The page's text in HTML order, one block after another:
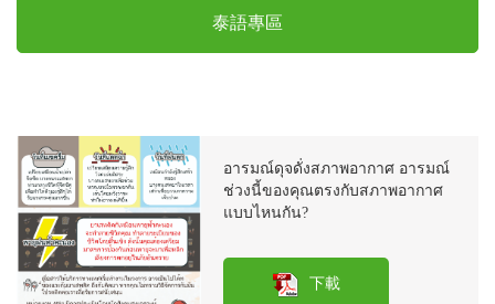
泰語專區
อารมณ์ดุจดั่งสภาพอากาศ อารมณ์
ช่วงนี้ของคุณตรงกับสภาพอากาศ
แบบไหนกัน?
下載